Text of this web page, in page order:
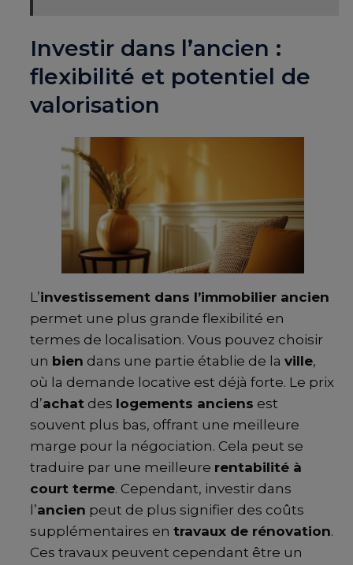
Investir dans l’ancien :
flexibilité et potentiel de
valorisation
L’investissement dans l’immobilier ancien
permet une plus grande flexibilité en
termes de localisation. Vous pouvez choisir
un bien dans une partie établie de la ville,
où la demande locative est déjà forte. Le prix
d’achat des logements anciens est
souvent plus bas, offrant une meilleure
marge pour la négociation. Cela peut se
traduire par une meilleure rentabilité à
court terme. Cependant, investir dans
l’ancien peut de plus signifier des coûts
supplémentaires en travaux de rénovation.
Ces travaux peuvent cependant être un